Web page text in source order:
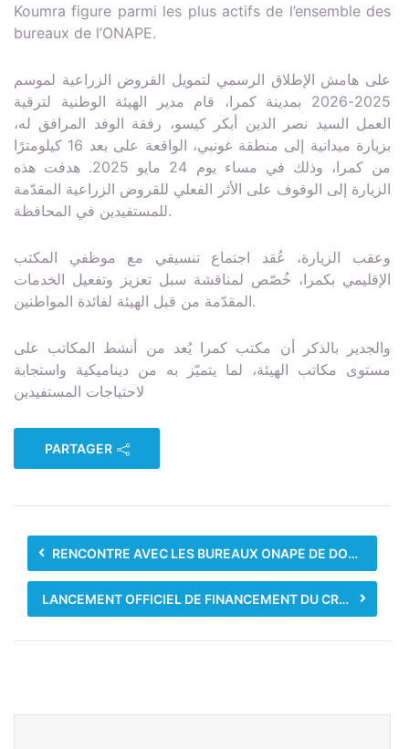
Koumra figure parmi les plus actifs de l’ensemble des
bureaux de l’ONAPE.
على هامش الإطلاق الرسمي لتمويل القروض الزراعية لموسم
2025-2026 بمدينة كمرا، قام مدير الهيئة الوطنية لترقية
العمل السيد نصر الدين أبكر كيسو، رفقة الوفد المرافق له،
بزيارة ميدانية إلى منطقة غونبي، الواقعة على بعد 16 كيلومترًا
من كمرا، وذلك في مساء يوم 24 مايو 2025. هدفت هذه
الزيارة إلى الوقوف على الأثر الفعلي للقروض الزراعية المقدّمة
للمستفيدين في المحافظة.
وعقب الزيارة، عُقد اجتماع تنسيقي مع موظفي المكتب
الإقليمي بكمرا، خُصّص لمناقشة سبل تعزيز وتفعيل الخدمات
المقدّمة من قبل الهيئة لفائدة المواطنين.
والجدير بالذكر أن مكتب كمرا يُعد من أنشط المكاتب على
مستوى مكاتب الهيئة، لما يتميّز به من ديناميكية واستجابة
لاحتياجات المستفيدين
PARTAGER
RENCONTRE AVEC LES BUREAUX ONAPE DE DOBA, MOUNDOU ET BONGOR
LANCEMENT OFFICIEL DE FINANCEMENT DU CRÉDIT AGRICOLE 2025-2026 DE LA ZONE MÉRIDIONALE